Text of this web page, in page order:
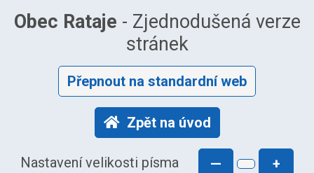
Obec Rataje - Zjednodušená verze
stránek
Přepnout na standardní web
Zpět na úvod
Nastavení velikosti písma — +